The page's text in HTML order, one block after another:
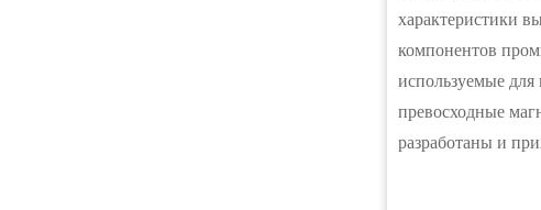
характеристики
компонентов
используемые
превосходные
разработаны и